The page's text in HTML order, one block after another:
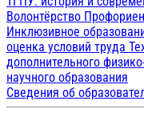
Волонтёрство
Инклюзивное
оценка условий труда
дополнительного
научного образования
Сведения об